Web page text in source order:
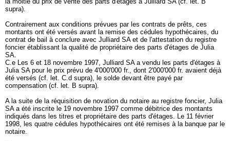
supra).
Contrairement aux conditions prévues par les contrats de prêts, ces
montants ont été versés avant la remise des cédules hypothécaires, du
contrat de bail à conclure avec Julliard SA et de l'attestation du registre
foncier établissant la qualité de propriétaire des parts d'étages de Julia
SA.
C.e Les 6 et 18 novembre 1997, Julliard SA a vendu les parts d'étages à
Julia SA pour le prix prévu de 4'000'000 fr., dont 2'000'000 fr. avaient déjà
été versés (cf. let. C.d supra), le solde devant être payé par
compensation (cf. let. B supra).
A la suite de la réquisition de novation du notaire au registre foncier, Julia
SA a été inscrite le 19 novembre 1997 comme débitrice des montants
indiqués dans les titres et propriétaire des parts d'étages. Le 11 février
1998, les quatre cédules hypothécaires ont été remises à la banque par le
notaire.